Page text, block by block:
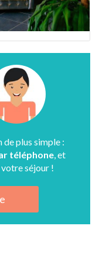
plus simple :
téléphone , et
séjour !